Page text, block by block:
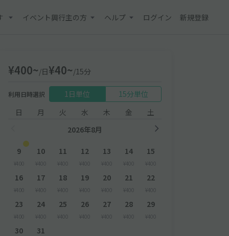
イベント興行主の方 ヘルプ ログイン 新規登録
¥400~/日¥40~/15分
利用日時選択 1日単位
15分単位
日
月 火 水 木 金
土
2026年8月
9
¥400
10
¥400
11
¥400
12
¥400
13
¥400
14
¥400
15
¥400
16
¥400
17
¥400
18
¥400
19
¥400
20
¥400
21
¥400
22
¥400
23
¥400
24
¥400
25
¥400
26
¥400
27
¥400
28
¥400
29
¥400
30 31